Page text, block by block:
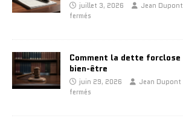
juillet 3, 2026 Jean Dupont
fermés
Comment la dette
bien-être
juin 29, 2026 Jean Dupont
fermés